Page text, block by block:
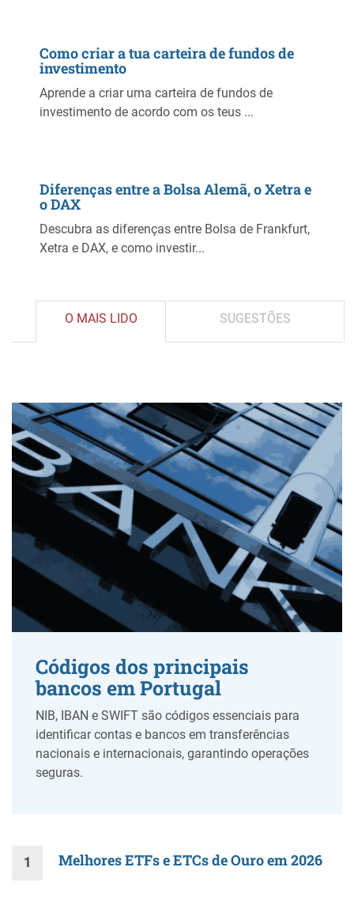
Como criar a tua carteira de fundos de
investimento
Aprende a criar uma carteira de fundos de
investimento de acordo com os teus ...
Diferenças entre a Bolsa Alemã, o Xetra e
o DAX
Descubra as diferenças entre Bolsa de Frankfurt,
Xetra e DAX, e como investir...
O MAIS LIDO SUGESTÕES
Códigos dos principais
bancos em Portugal
NIB, IBAN e SWIFT são códigos essenciais para
identificar contas e bancos em transferências
nacionais e internacionais, garantindo operações
seguras.
Melhores ETFs e ETCs de Ouro em 2026